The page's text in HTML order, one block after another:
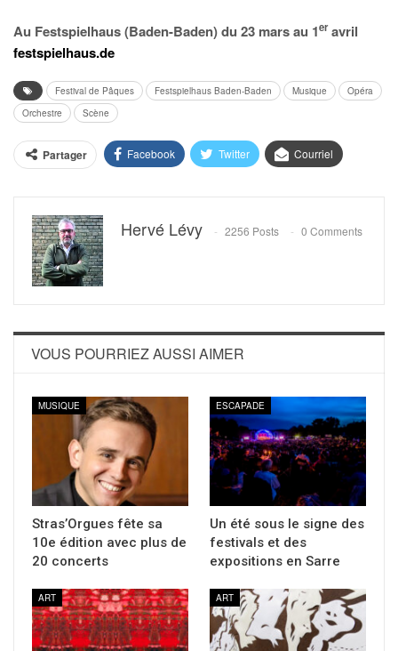
Au Festspielhaus (Baden-Baden) du 23 mars au 1eravril
festspielhaus.de
Festival de Pâques Festspielhaus Baden-Baden Musique
Opéra
Orchestre
Scène
Partager Facebook Twitter Courriel
Hervé Lévy 2256 Posts 0 Comments
VOUS POURRIEZ AUSSI AIMER
MUSIQUE
Stras’Orgues fête sa
10e édition avec plus de
20 concerts
ESCAPADE
Un été sous le signe des
festivals et des
expositions en Sarre
ART ART